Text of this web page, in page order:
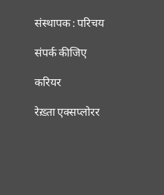
संस्थापक : परिचय
संपर्क कीजिए
करियर
रेख़्ता एक्सप्लोरर